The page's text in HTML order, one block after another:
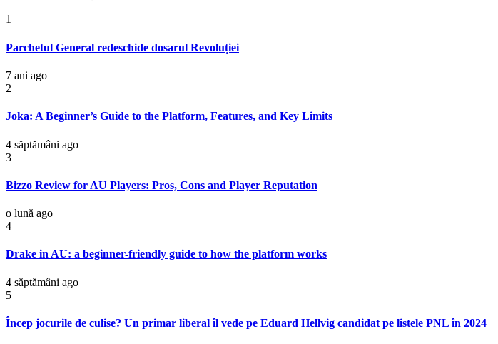
1
Parchetul General redeschide dosarul Revoluției
7 ani ago
2
Joka: A Beginner’s Guide to the Platform, Features, and Key Limits
4 săptămâni ago
3
Bizzo Review for AU Players: Pros, Cons and Player Reputation
o lună ago
4
Drake in AU: a beginner-friendly guide to how the platform works
4 săptămâni ago
5
Încep jocurile de culise? Un primar liberal îl vede pe Eduard Hellvig candidat pe listele PNL în 2024